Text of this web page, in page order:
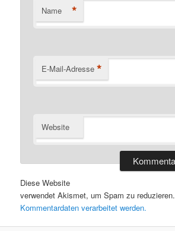
Name *
E-Mail-Adresse *
Website
Diese Website
verwendet Akismet, um Spam zu reduzieren.
Kommentardaten verarbeitet werden.